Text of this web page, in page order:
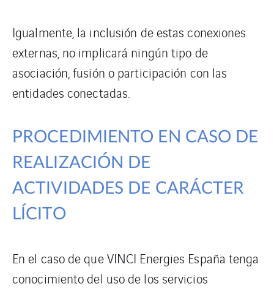
Igualmente, la inclusión de estas conexiones
externas, no implicará ningún tipo de
asociación, fusión o participación con las
entidades conectadas.
PROCEDIMIENTO EN CASO DE
REALIZACIÓN DE
ACTIVIDADES DE CARÁCTER
LÍCITO
En el caso de que VINCI Energies España tenga
conocimiento del uso de los servicios